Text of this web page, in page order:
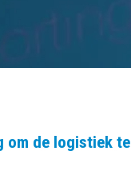
om de logistiek te